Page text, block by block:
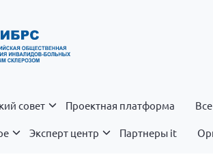
совет Проектная платформа
Эксперт центр Партнеры it